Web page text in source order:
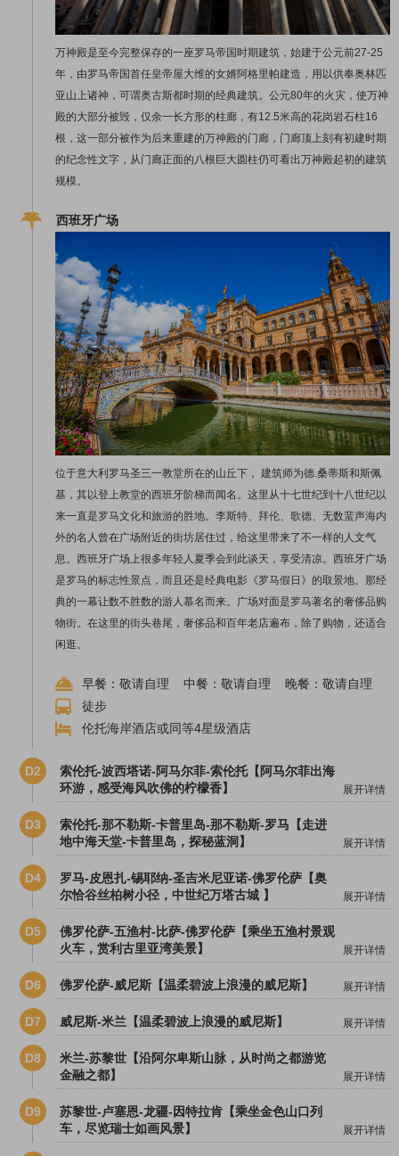
万神殿是至今完整保存的一座罗马帝国时期建筑，始建于公元前27-25
年，由罗马帝国首任皇帝屋大维的女婿阿格里帕建造，用以供奉奥林匹
亚山上诸神，可谓奥古斯都时期的经典建筑。公元80年的火灾，使万神
殿的大部分被毁，仅余一长方形的柱廊，有12.5米高的花岗岩石柱16
根，这一部分被作为后来重建的万神殿的门廊，门廊顶上刻有初建时期
的纪念性文字，从门廊正面的八根巨大圆柱仍可看出万神殿起初的建筑
规模。
西班牙广场
位于意大利罗马圣三一教堂所在的山丘下， 建筑师为德.桑蒂斯和斯佩
基，其以登上教堂的西班牙阶梯而闻名。这里从十七世纪到十八世纪以
来一直是罗马文化和旅游的胜地。李斯特、拜伦、歌德、无数蜚声海内
外的名人曾在广场附近的街坊居住过，给这里带来了不一样的人文气
息。西班牙广场上很多年轻人夏季会到此谈天，享受清凉。西班牙广场
是罗马的标志性景点，而且还是经典电影《罗马假日》的取景地。那经
典的一幕让数不胜数的游人慕名而来。广场对面是罗马著名的奢侈品购
物街。在这里的街头巷尾，奢侈品和百年老店遍布，除了购物，还适合
闲逛。
早餐：敬请自理 中餐：敬请自理 晚餐：敬请自理
徒步
伦托海岸酒店或同等4星级酒店
D2
索伦托-波西塔诺-阿马尔菲-索伦托【阿马尔菲出海
环游，感受海风吹佛的柠檬香】
展开详情
D3
索伦托-那不勒斯-卡普里岛-那不勒斯-罗马【走进
地中海天堂-卡普里岛，探秘蓝洞】
展开详情
D4
罗马-皮恩扎-锡耶纳-圣吉米尼亚诺-佛罗伦萨【奥
尔恰谷丝柏树小径，中世纪万塔古城 】
展开详情
D5
佛罗伦萨-五渔村-比萨-佛罗伦萨【乘坐五渔村景观
火车，赏利古里亚湾美景】
展开详情
D6 佛罗伦萨-威尼斯【温柔碧波上浪漫的威尼斯】 展开详情
D7 威尼斯-米兰【温柔碧波上浪漫的威尼斯】 展开详情
D8
米兰-苏黎世【沿阿尔卑斯山脉，从时尚之都游览
金融之都】
展开详情
D9
苏黎世-卢塞恩-龙疆-因特拉肯【乘坐金色山口列
车，尽览瑞士如画风景】
展开详情